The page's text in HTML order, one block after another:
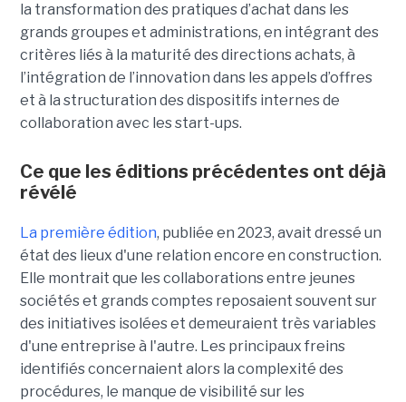
la transformation des pratiques d’achat dans les
grands groupes et administrations, en intégrant des
critères liés à la maturité des directions achats, à
l’intégration de l’innovation dans les appels d’offres
et à la structuration des dispositifs internes de
collaboration avec les start-ups.
Ce que les éditions précédentes ont déjà
révélé
La première édition, publiée en 2023, avait dressé un
état des lieux d'une relation encore en construction.
Elle montrait que les collaborations entre jeunes
sociétés et grands comptes reposaient souvent sur
des initiatives isolées et demeuraient très variables
d'une entreprise à l'autre. Les principaux freins
identifiés concernaient alors la complexité des
procédures, le manque de visibilité sur les